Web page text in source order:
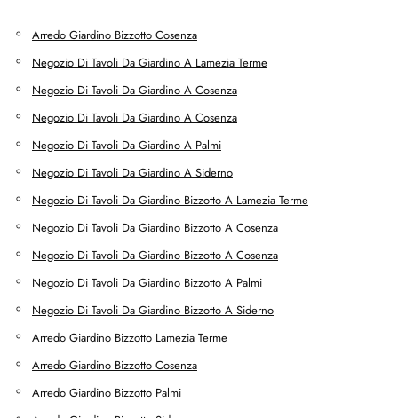
Arredo Giardino Bizzotto Cosenza
Negozio Di Tavoli Da Giardino A Lamezia Terme
Negozio Di Tavoli Da Giardino A Cosenza
Negozio Di Tavoli Da Giardino A Cosenza
Negozio Di Tavoli Da Giardino A Palmi
Negozio Di Tavoli Da Giardino A Siderno
Negozio Di Tavoli Da Giardino Bizzotto A Lamezia Terme
Negozio Di Tavoli Da Giardino Bizzotto A Cosenza
Negozio Di Tavoli Da Giardino Bizzotto A Cosenza
Negozio Di Tavoli Da Giardino Bizzotto A Palmi
Negozio Di Tavoli Da Giardino Bizzotto A Siderno
Arredo Giardino Bizzotto Lamezia Terme
Arredo Giardino Bizzotto Cosenza
Arredo Giardino Bizzotto Palmi